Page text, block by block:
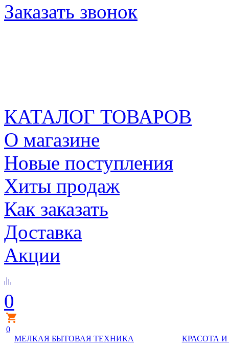
Заказать звонок
КАТАЛОГ ТОВАРОВ
О магазине
Новые поступления
Хиты продаж
Как заказать
Доставка
Акции
0
0
МЕЛКАЯ БЫТОВАЯ ТЕХНИКА
КРАСОТА И